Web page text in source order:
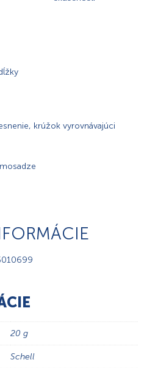
krúžok vyrovnávajúci
20 g
Schell